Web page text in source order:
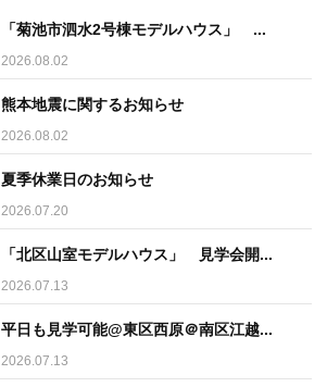
「菊池市泗水2号棟モデルハウス」 ...
2026.08.02
熊本地震に関するお知らせ
2026.08.02
夏季休業日のお知らせ
2026.07.20
「北区山室モデルハウス」 見学会開...
2026.07.13
平日も見学可能@東区西原＠南区江越...
2026.07.13